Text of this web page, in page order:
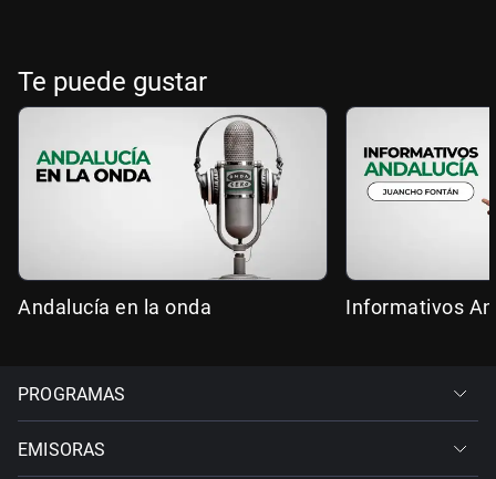
Te puede gustar
Andalucía en la onda Informativos
PROGRAMAS
EMISORAS